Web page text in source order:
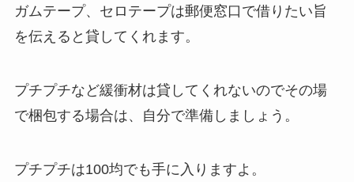
ガムテープ、セロテープは郵便窓口で借りたい旨
を伝えると貸してくれます。
プチプチなど緩衝材は貸してくれないのでその場
で梱包する場合は、自分で準備しましょう。
プチプチは100均でも手に入りますよ。